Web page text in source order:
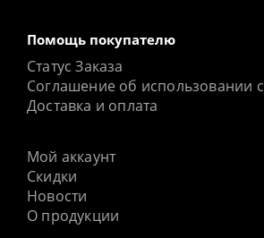
Помощь покупателю
Статус Заказа
Соглашение об использовании
Доставка и оплата
Мой аккаунт
Скидки
Новости
О продукции